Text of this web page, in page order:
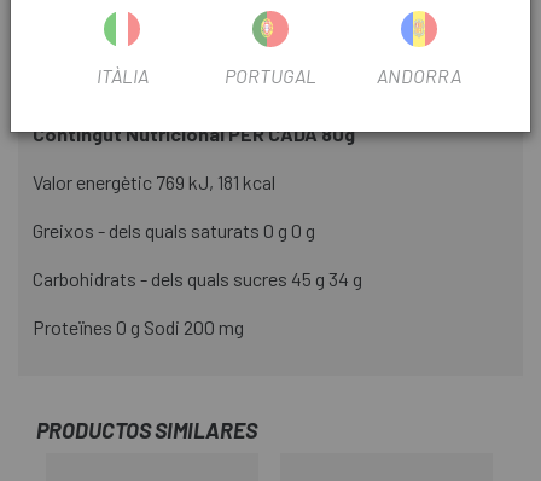
digestives i energètiques, podent aportar a l'organisme
carboni a lhora.
Contingut Nutricional PER CADA 80g
Valor energètic 769 kJ, 181 kcal
Greixos - dels quals saturats 0 g 0 g
Carbohidrats - dels quals sucres 45 g 34 g
Proteïnes 0 g Sodi 200 mg
PRODUCTOS SIMILARES
ITÀLIA PORTUGAL ANDORRA